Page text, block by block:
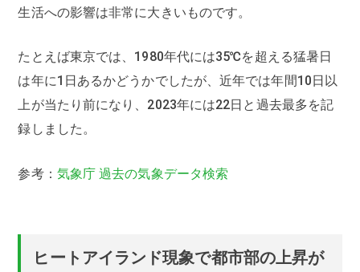
生活への影響は非常に大きいものです。
たとえば東京では、1980年代には35℃を超える猛暑日
は年に1日あるかどうかでしたが、近年では年間10日以
上が当たり前になり、2023年には22日と過去最多を記
録しました。
参考： 気象庁 過去の気象データ検索
ヒートアイランド現象で都市部の上昇が